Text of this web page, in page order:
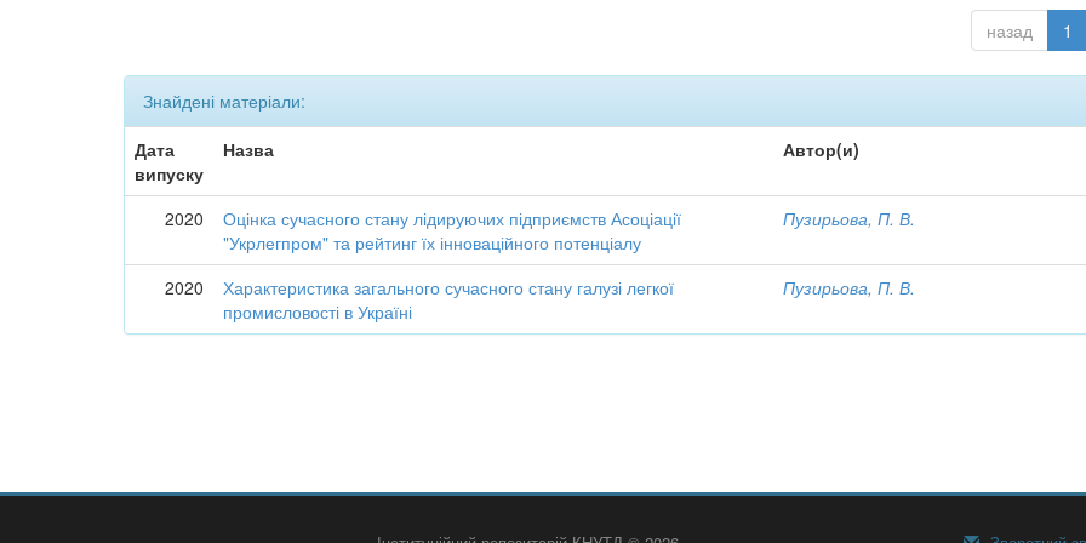
назад 1
Знайдені матеріали:
Дата
випуску
Назва Автор(и)
2020
Оцінка сучасного стану лідируючих підприємств Асоціації
"Укрлегпром" та рейтинг їх інноваційного потенціалу
Пузирьова, П. В.
2020
Характеристика загального сучасного стану галузі легкої
промисловості в Україні
Пузирьова, П. В.